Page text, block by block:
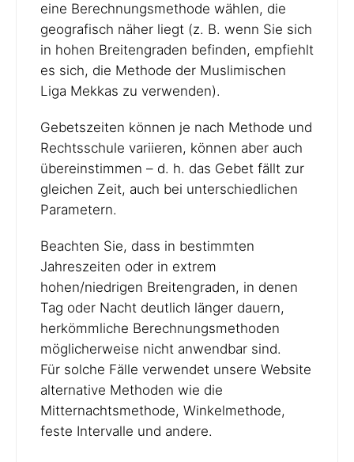
eine Berechnungsmethode wählen, die
geografisch näher liegt (z. B. wenn Sie sich
in hohen Breitengraden befinden, empfiehlt
es sich, die Methode der Muslimischen
Liga Mekkas zu verwenden).
Gebetszeiten können je nach Methode und
Rechtsschule variieren, können aber auch
übereinstimmen – d. h. das Gebet fällt zur
gleichen Zeit, auch bei unterschiedlichen
Parametern.
Beachten Sie, dass in bestimmten
Jahreszeiten oder in extrem
hohen/niedrigen Breitengraden, in denen
Tag oder Nacht deutlich länger dauern,
herkömmliche Berechnungsmethoden
möglicherweise nicht anwendbar sind.
Für solche Fälle verwendet unsere Website
alternative Methoden wie die
Mitternachtsmethode, Winkelmethode,
feste Intervalle und andere.